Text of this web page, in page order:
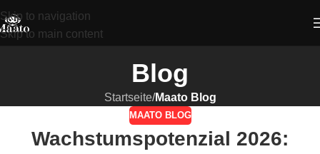
Skip to navigation
Skip to main content
Blog
Startseite/Maato Blog
MAATO BLOG
Wachstumspotenzial 2026: